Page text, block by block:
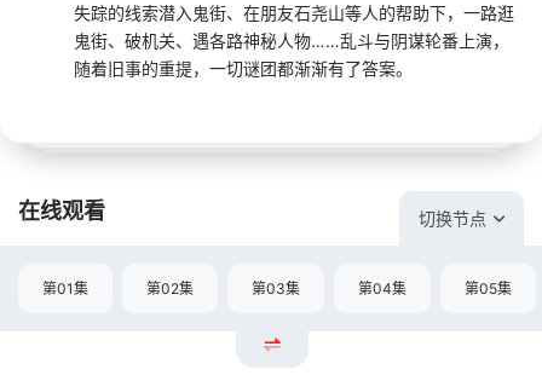
失踪的线索潜入鬼街、在朋友石尧山等人的帮助下，一路逛
鬼街、破机关、遇各路神秘人物……乱斗与阴谋轮番上演，
随着旧事的重提，一切谜团都渐渐有了答案。
在线观看 切换节点
第01集 第02集 第03集 第04集 第05集